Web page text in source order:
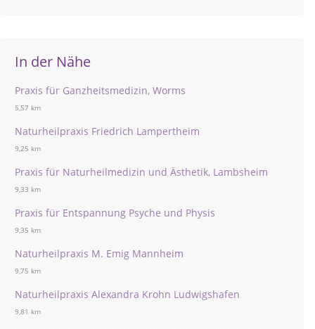
In der Nähe
Praxis für Ganzheitsmedizin, Worms
5,57 km
Naturheilpraxis Friedrich Lampertheim
9,25 km
Praxis für Naturheilmedizin und Ästhetik, Lambsheim
9,33 km
Praxis für Entspannung Psyche und Physis
9,35 km
Naturheilpraxis M. Emig Mannheim
9,75 km
Naturheilpraxis Alexandra Krohn Ludwigshafen
9,81 km